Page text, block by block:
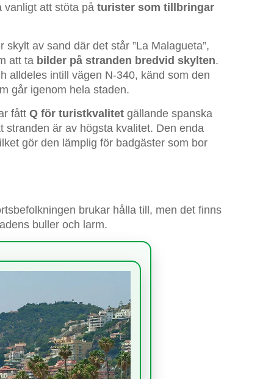
vanligt att stöta på turister som tillbringar
av sand där det står ”La Malagueta”,
att ta bilder på stranden bredvid skylten.
alldeles intill vägen N-340, känd som den
går igenom hela staden.
fått Q för turistkvalitet gällande spanska
stranden är av högsta kvalitet. Den enda
gör den lämplig för badgäster som bor
brukar hålla till, men det finns
buller och larm.